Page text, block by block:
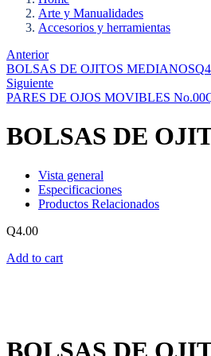
Arte y Manualidades
Accesorios y herramientas
Anterior
BOLSAS DE OJITOS MEDIANOSQ
Siguiente
PARES DE OJOS MOVIBLES No.00
BOLSAS DE
Vista general
Especificaciones
Productos Relacionados
Q4.00
Add to cart